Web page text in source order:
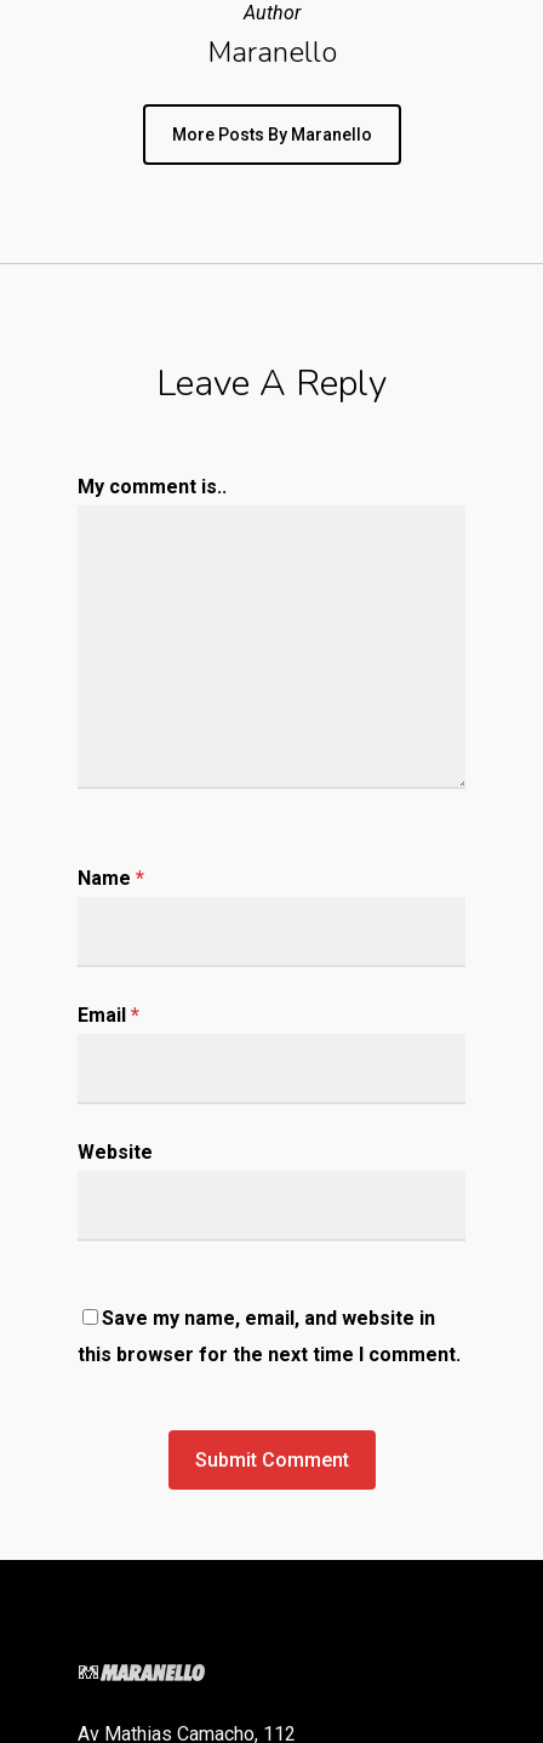
Author
Maranello
More Posts By Maranello
Leave A Reply
My comment is..
Name *
Email *
Website
Save my name, email, and website in
this browser for the next time I comment.
Av Mathias Camacho, 112